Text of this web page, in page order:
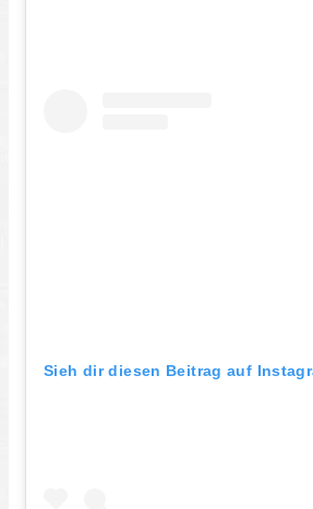
Sieh dir diesen Beitrag auf